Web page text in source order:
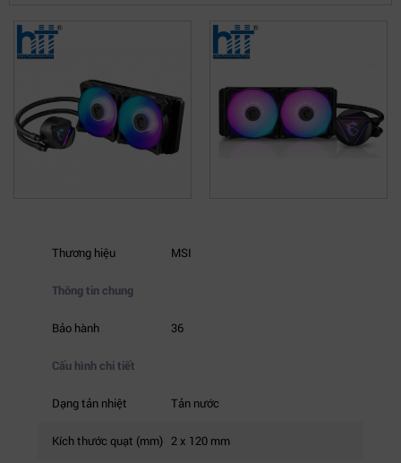
Thương hiệu MSI
Thông tin chung
Bảo hành 36
Cấu hình chi tiết
Dạng tản nhiệt Tản nước
Kích thước quạt (mm) 2 x 120 mm